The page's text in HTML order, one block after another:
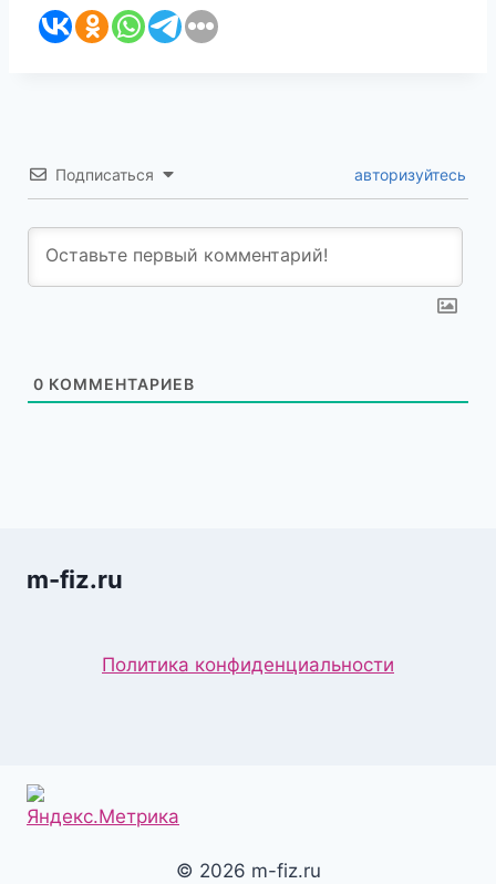
Подписаться авторизуйтесь
0 КОММЕНТАРИЕВ
m-fiz.ru
Политика конфиденциальности
© 2026 m-fiz.ru